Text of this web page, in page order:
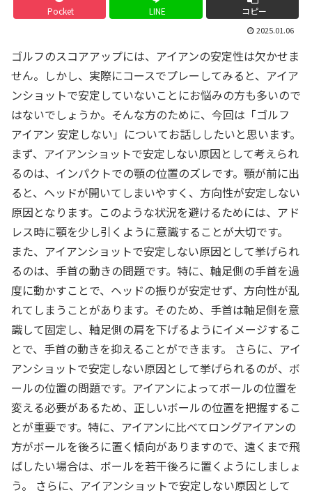
Pocket LINE コピー
2025.01.06
ゴルフのスコアアップには、アイアンの安定性は欠かせま
せん。しかし、実際にコースでプレーしてみると、アイア
ンショットで安定していないことにお悩みの方も多いので
はないでしょうか。そんな方のために、今回は「ゴルフ
アイアン 安定しない」についてお話ししたいと思います。
まず、アイアンショットで安定しない原因として考えられ
るのは、インパクトでの顎の位置のズレです。顎が前に出
ると、ヘッドが開いてしまいやすく、方向性が安定しない
原因となります。このような状況を避けるためには、アド
レス時に顎を少し引くように意識することが大切です。
また、アイアンショットで安定しない原因として挙げられ
るのは、手首の動きの問題です。特に、軸足側の手首を過
度に動かすことで、ヘッドの振りが安定せず、方向性が乱
れてしまうことがあります。そのため、手首は軸足側を意
識して固定し、軸足側の肩を下げるようにイメージするこ
とで、手首の動きを抑えることができます。 さらに、アイ
アンショットで安定しない原因として挙げられるのが、ボ
ールの位置の問題です。アイアンによってボールの位置を
変える必要があるため、正しいボールの位置を把握するこ
とが重要です。特に、アイアンに比べてロングアイアンの
方がボールを後ろに置く傾向がありますので、遠くまで飛
ばしたい場合は、ボールを若干後ろに置くようにしましょ
う。 さらに、アイアンショットで安定しない原因として